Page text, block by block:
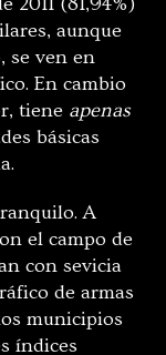
aunque
se ven en
En cambio
tiene apenas
básicas
A
el campo de
con sevicia
de armas
municipios
índices